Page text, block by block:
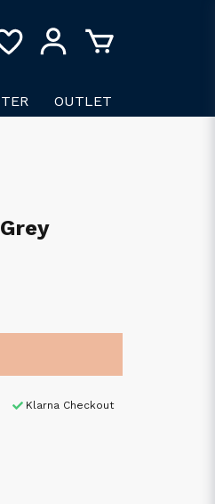
OUTLET
Klarna Checkout